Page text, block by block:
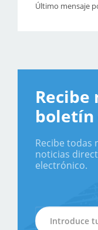
Último mensaje
Recibe
boletín
Recibe todas
noticias
electrónico.